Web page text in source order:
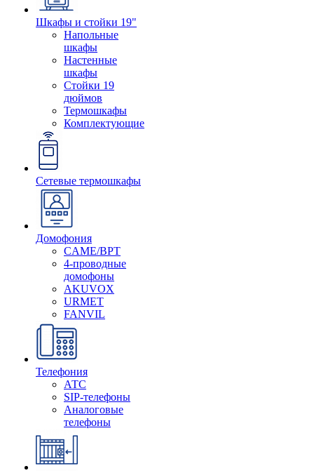
Шкафы и стойки 19"
Напольные
шкафы
Настенные
шкафы
Стойки 19
дюймов
Термошкафы
Комплектующие
Сетевые термошкафы
Домофония
CAME/BPT
4-проводные
домофоны
AKUVOX
URMET
FANVIL
Телефония
АТС
SIP-телефоны
Аналоговые
телефоны